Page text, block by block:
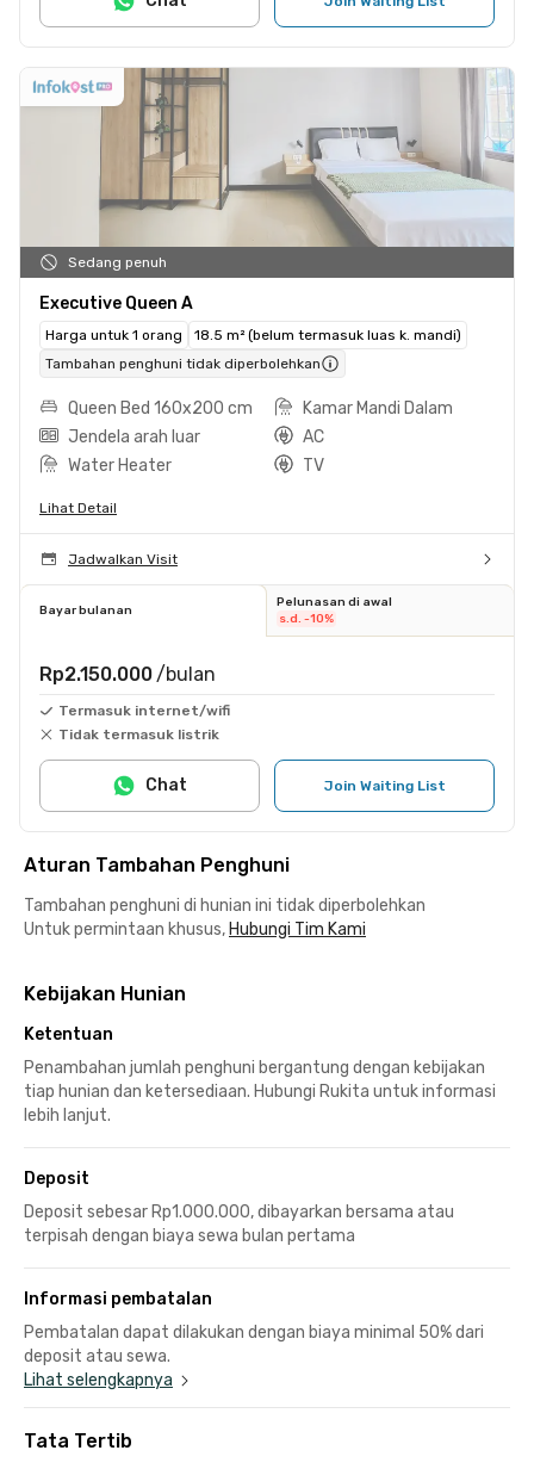
Sedang penuh
Executive Queen A
Harga untuk 1 orang
18.5 m² (belum termasuk luas k. mandi)
Tambahan penghuni tidak diperbolehkan
Queen Bed 160x200 cm
Kamar Mandi Dalam
Jendela arah luar
AC
Water Heater
TV
Lihat Detail
Jadwalkan Visit
Bayar bulanan
Pelunasan di awal
s.d. -10%
Rp2.150.000 /bulan
Termasuk internet/wifi
Tidak termasuk listrik
Join Waiting List
Chat
Aturan Tambahan Penghuni
Tambahan penghuni di hunian ini tidak diperbolehkan
Untuk permintaan khusus, Hubungi Tim Kami
Kebijakan Hunian
Ketentuan
Penambahan jumlah penghuni bergantung dengan kebijakan
tiap hunian dan ketersediaan. Hubungi Rukita untuk informasi
lebih lanjut.
Deposit
Deposit sebesar Rp1.000.000, dibayarkan bersama atau
terpisah dengan biaya sewa bulan pertama
Informasi pembatalan
Pembatalan dapat dilakukan dengan biaya minimal 50% dari
deposit atau sewa.
Lihat selengkapnya
Tata Tertib